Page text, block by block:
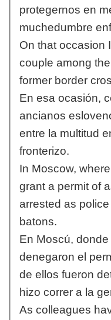
protegernos en
muchedumbre
On that occasion
couple among
former border
En esa ocasión,
ancianos
entre la multitud
fronterizo.
In Moscow,
grant a permit of
arrested as
batons.
En Moscú,
denegaron el
de ellos fueron
hizo correr a la
As colleagues